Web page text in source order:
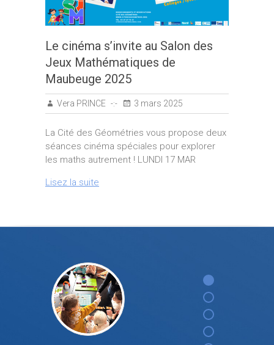
Le cinéma s’invite au Salon des
Jeux Mathématiques de
Maubeuge 2025
Vera PRINCE 3 mars 2025
La Cité des Géométries vous propose deux
séances cinéma spéciales pour explorer
les maths autrement ! LUNDI 17 MAR
Lisez la suite